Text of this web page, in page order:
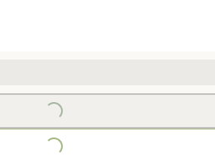
Loading...
Loading...